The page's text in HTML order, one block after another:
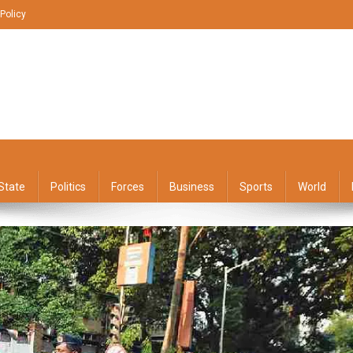
Politics Forces Business Sports World